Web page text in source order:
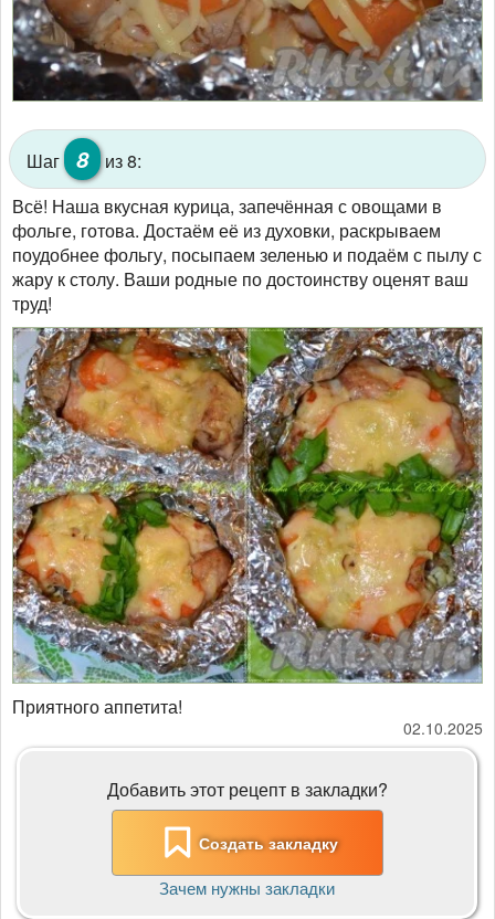
Шаг 8
из 8:
Всё! Наша вкусная курица, запечённая с овощами в
фольге, готова. Достаём её из духовки, раскрываем
поудобнее фольгу, посыпаем зеленью и подаём с пылу с
жару к столу. Ваши родные по достоинству оценят ваш
труд!
Приятного аппетита!
02.10.2025
Добавить этот рецепт в закладки?
Создать закладку
Зачем нужны закладки